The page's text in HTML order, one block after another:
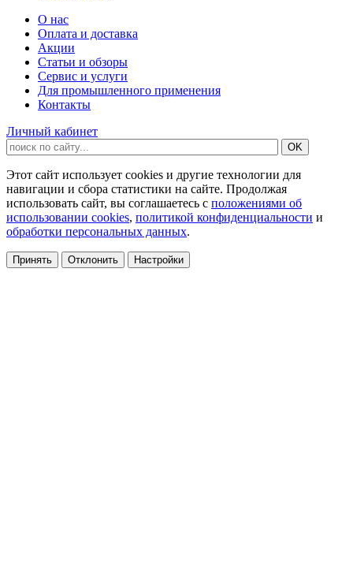
О нас
Оплата и доставка
Акции
Статьи и обзоры
Сервис и услуги
Для промышленного применения
Контакты
Личный кабинет
Этот сайт использует cookies и другие технологии для
навигации и сбора статистики на сайте. Продолжая
использовать сайт, вы соглашаетесь с положениями об
использовании cookies, политикой конфиденциальности и
обработки персональных данных.
Принять Отклонить Настройки